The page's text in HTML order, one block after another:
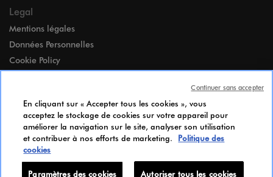
Legal
Mentions légales
Données Personnelles
Cookie Policy
Index égalité Femmes-Hommes
Notice d’Information Candidats
Paramètres des cookies
En cliquant sur « Accepter tous les cookies », vous
acceptez le stockage de cookies sur votre appareil pour
améliorer la navigation sur le site, analyser son utilisation
et contribuer à nos efforts de marketing.
Politique des
cookies
Paramètres des cookies Autoriser tous les cookies
Continuer sans accepter